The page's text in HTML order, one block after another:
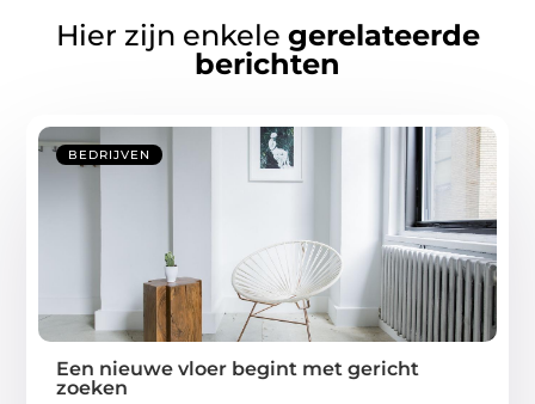
Hier zijn enkele gerelateerde
berichten
BEDRIJVEN
Een nieuwe vloer begint met gericht
zoeken